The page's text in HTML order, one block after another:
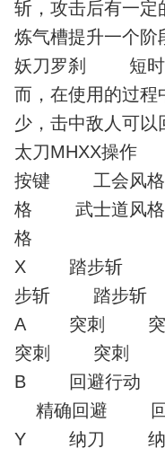
斩，攻击后有一定
炼气槽提升一个阶
妖刀罗刹 短时
而，在使用的过程
少，击中敌人可以
太刀MHXX操作
按键 工会风
格 武士道风
格
X 踏步斩
步斩 踏步斩
A 突刺
突刺 突刺
B 回避行动
精确回避 回
Y 纳刀